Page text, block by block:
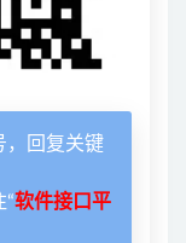
，回复关键
“软件接口平